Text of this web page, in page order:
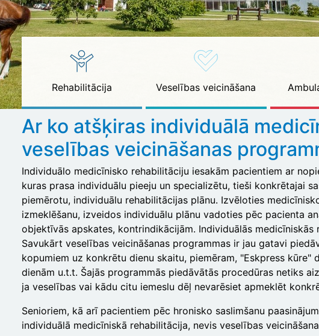
Rehabilitācija Veselības veicināšana
Ar ko atšķiras individuālā
veselības veicināšanas
Individuālo medicīnisko rehabilitāciju iesakām pacientiem ar
kuras prasa individuālu pieeju un specializētu, tieši konkrētajai
piemērotu, individuālu rehabilitācijas plānu. Izvēloties
izmeklēšanu, izveidos individuālu plānu vadoties pēc pacienta
objektīvās apskates, kontrindikācijām. Individuālās
Savukārt veselības veicināšanas programmas ir jau gatavi
kopumiem uz konkrētu dienu skaitu, piemēram, "Eskpress kūre"
dienām u.t.t. Šajās programmās piedāvātās procedūras netiks
ja veselības vai kādu citu iemeslu dēļ nevarēsiet apmeklēt
Senioriem, kā arī pacientiem pēc hronisko saslimšanu
individuālā medicīniskā rehabilitācija, nevis veselības